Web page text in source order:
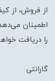
از فروش، از
اطمینان
را دریافت
گارانتی